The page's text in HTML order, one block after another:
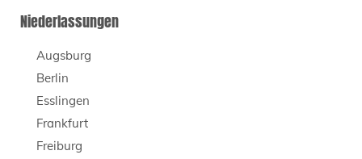
Niederlassungen
Augsburg
Berlin
Esslingen
Frankfurt
Freiburg